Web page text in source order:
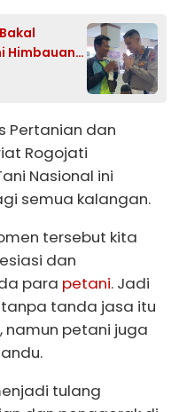
Himbauan
Pertanian dan
Rogojati
Nasional ini
semua kalangan.
tersebut kita
dan
para petani. Jadi
tanda jasa itu
namun petani juga
tulang